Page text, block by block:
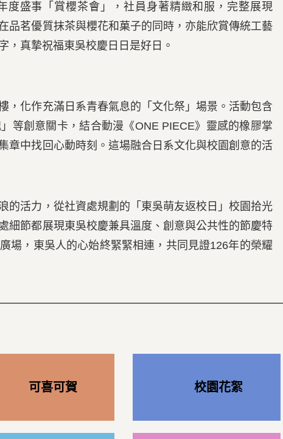
盛事「賞櫻茶會」，社員身著精緻和服，完整展現
品茗優質抹茶與櫻花和菓子的同時，亦能欣賞傳統工藝
，真摯祝福東吳校慶日日是好日。
化作充滿日系青春氣息的「文化祭」場景。活動包含
等創意關卡，結合動漫《ONE PIECE》靈感的橡膠掌
章中找回心動時刻。這場融合日系文化與校園創意的活
活力，從社資處規劃的「東吳萌友返校日」校園拾光
細節都展現東吳校慶兼具溫度、創意與公共性的節慶特
場，東吳人的心始終緊緊相連，共同見證126年的榮耀
可喜可賀 校園花絮